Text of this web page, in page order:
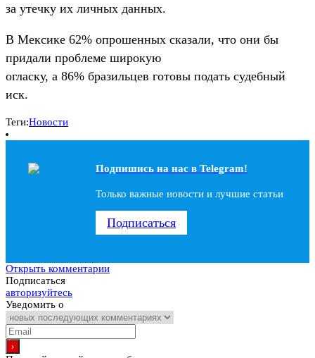
за утечку их личных данных.
В Мексике 62% опрошенных сказали, что они бы
придали проблеме широкую
огласку, а 86% бразильцев готовы подать судебный
иск.
Теги:Новости
Подпишись на наc в Telegram!
Только важные новости и лучшие статьи
Подписаться
Открыть комментарии
Подписаться
авторизуйтесь
Уведомить о